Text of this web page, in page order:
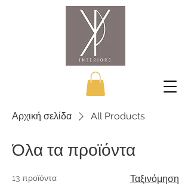
Αρχική σελίδα All Products
Όλα τα προϊόντα
13 προϊόντα Ταξινόμηση